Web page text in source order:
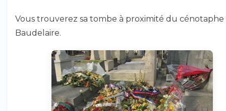
Vous trouverez sa tombe à proximité du cénotaphe
Baudelaire.